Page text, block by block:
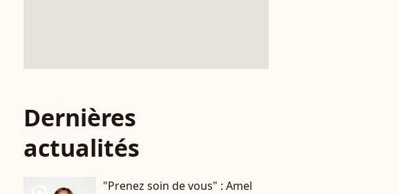
Dernières
actualités
"Prenez soin de vous" : Amel